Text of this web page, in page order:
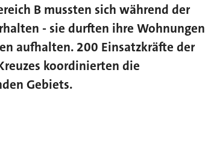
B mussten sich während der
- sie durften ihre Wohnungen
aufhalten. 200 Einsatzkräfte der
koordinierten die
Gebiets.